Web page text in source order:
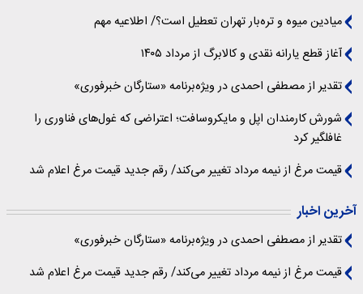
میادین میوه و تره‌بار تهران تعطیل است؟/ اطلاعیه مهم
آغاز قطع یارانه نقدی و کالابرگ از مرداد ۱۴۰۵
تقدیر از مصطفی احمدی در ویژه‌برنامه «ستارگان خبرفوری»
شورش کارمندان اپل و مایکروسافت؛ اعتراضی که غول‌های فناوری را
غافلگیر کرد
قیمت مرغ از نیمه مرداد تغییر می‌کند/ رقم جدید قیمت مرغ اعلام شد
آخرین اخبار
تقدیر از مصطفی احمدی در ویژه‌برنامه «ستارگان خبرفوری»
قیمت مرغ از نیمه مرداد تغییر می‌کند/ رقم جدید قیمت مرغ اعلام شد